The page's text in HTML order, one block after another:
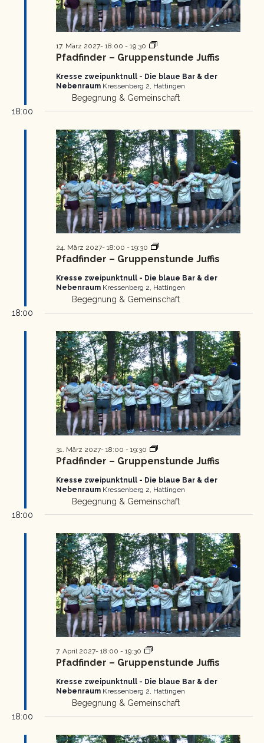
Pfadfinder – Gruppenstunde Juffis
17. März 2027- 18:00 - 19:30
Pfadfinder
Gruppenstunde
Kresse zweipunktnull - Die blaue Bar & der
Nebenraum Kressenberg 2, Hattingen
Begegnung & Gemeinschaft
18:00
Pfadfinder – Gruppenstunde Juffis
24. März 2027- 18:00 - 19:30
Pfadfinder
Gruppenstunde
Kresse zweipunktnull - Die blaue Bar & der
Nebenraum Kressenberg 2, Hattingen
Begegnung & Gemeinschaft
18:00
Pfadfinder – Gruppenstunde Juffis
31. März 2027- 18:00 - 19:30
Pfadfinder
Gruppenstunde
Kresse zweipunktnull - Die blaue Bar & der
Nebenraum Kressenberg 2, Hattingen
Begegnung & Gemeinschaft
18:00
Pfadfinder – Gruppenstunde Juffis
7. April 2027- 18:00 - 19:30
Pfadfinder
Gruppenstunde
Kresse zweipunktnull - Die blaue Bar & der
Nebenraum Kressenberg 2, Hattingen
Begegnung & Gemeinschaft
18:00